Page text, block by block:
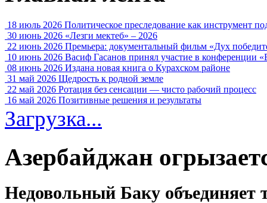
18 июль 2026 Политическое преследование как инструмент
30 июнь 2026 «Лезги мектеб» – 2026
22 июнь 2026 Премьера: документальный фильм «Дух
10 июнь 2026 Васиф Гасанов принял участие в конференции
08 июнь 2026 Издана новая книга о Курахском районе
31 май 2026 Щедрость к родной земле
22 май 2026 Ротация без сенсации — чисто рабочий процесс
16 май 2026 Позитивные решения и результаты
Загрузка...
Азербайджан
Недовольный Баку